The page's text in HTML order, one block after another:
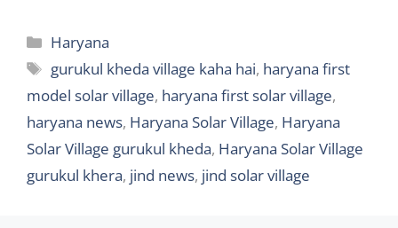
Categories
Haryana
Tags
gurukul kheda village kaha hai, haryana first
model solar village, haryana first solar village,
haryana news, Haryana Solar Village, Haryana
Solar Village gurukul kheda, Haryana Solar Village
gurukul khera, jind news, jind solar village